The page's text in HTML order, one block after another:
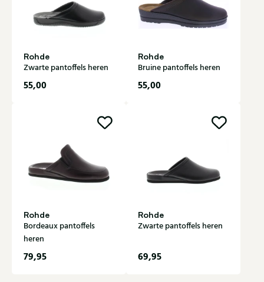
Rohde
Zwarte pantoffels heren
55,00
Rohde
Bruine pantoffels heren
55,00
Rohde
Bordeaux pantoffels
heren
79,95
Rohde
Zwarte pantoffels heren
69,95